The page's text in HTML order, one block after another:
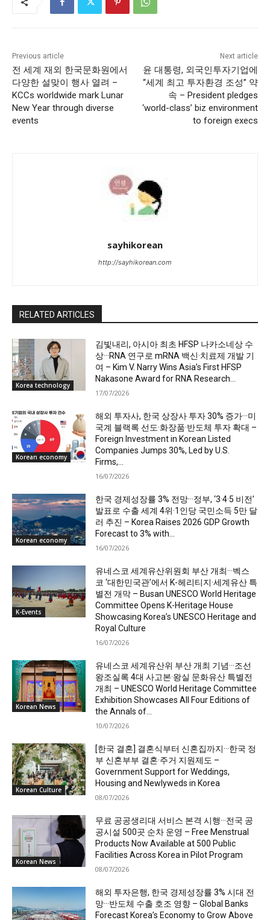
Previous article
전 세계 재외 한국문화원에서
다양한 설맞이 행사 열려 –
KCCs worldwide mark Lunar
New Year through diverse
events
Next article
윤 대통령, 외국인투자기업에
“세계 최고 투자환경 조성” 약
속 – President pledges
‘world-class’ biz environment
to foreign execs
sayhikorean
http://sayhikorean.com
RELATED ARTICLES
Korea technology
김빛내리, 아시아 최초 HFSP 나카소네상 수
상···RNA 연구로 mRNA 백신·치료제 개발 기
여 – Kim V. Narry Wins Asia’s First HFSP
Nakasone Award for RNA Research...
17/07/2026
Korean economy
해외 투자사, 한국 상장사 투자 30% 증가···미
국계 블랙록 선도·화장품·반도체 투자 확대 –
Foreign Investment in Korean Listed
Companies Jumps 30%, Led by U.S.
Firms,...
16/07/2026
Korean economy
한국 경제성장률 3% 전망···정부, ‘3·4·5 비전’
발표로 수출 세계 4위·1인당 국민소득 5만 달
러 추진 – Korea Raises 2026 GDP Growth
Forecast to 3% with...
16/07/2026
K-Events
유네스코 세계유산위원회 부산 개최···벡스
코 ‘대한민국관’에서 K-헤리티지·세계유산 특
별전 개막 – Busan UNESCO World Heritage
Committee Opens K-Heritage House
Showcasing Korea’s UNESCO Heritage and
Royal Culture
16/07/2026
Korean News
유네스코 세계유산위 부산 개최 기념···조선
왕조실록 4대 사고본·왕실 문화유산 특별전
개최 – UNESCO World Heritage Committee
Exhibition Showcases All Four Editions of
the Annals of...
10/07/2026
Korean Culture
[한국 결혼] 결혼식부터 신혼집까지···한국 정
부 신혼부부 결혼·주거 지원제도 –
Government Support for Weddings,
Housing and Newlyweds in Korea
08/07/2026
Korean News
무료 공공생리대 서비스 본격 시행···전국 공
공시설 500곳 순차 운영 – Free Menstrual
Products Now Available at 500 Public
Facilities Across Korea in Pilot Program
08/07/2026
해외 투자은행, 한국 경제성장률 3% 시대 전
망···반도체 수출 호조 영향 – Global Banks
Forecast Korea’s Economy to Grow Above